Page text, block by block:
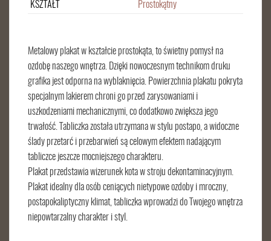
KSZTAŁT
Prostokątny
Metalowy plakat w kształcie prostokąta, to świetny pomysł na
ozdobę naszego wnętrza. Dzięki nowoczesnym technikom druku
grafika jest odporna na wyblaknięcia. Powierzchnia plakatu pokryta
specjalnym lakierem chroni go przed zarysowaniami i
uszkodzeniami mechanicznymi, co dodatkowo zwiększa jego
trwałość. Tabliczka została utrzymana w stylu postapo, a widoczne
ślady przetarć i przebarwień są celowym efektem nadającym
tabliczce jeszcze mocniejszego charakteru.
Plakat przedstawia wizerunek kota w stroju dekontaminacyjnym.
Plakat idealny dla osób ceniących nietypowe ozdoby i mroczny,
postapokaliptyczny klimat, tabliczka wprowadzi do Twojego wnętrza
niepowtarzalny charakter i styl.